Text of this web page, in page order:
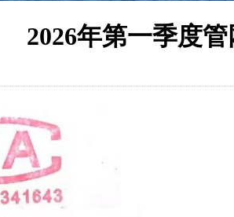
2026年第一季度